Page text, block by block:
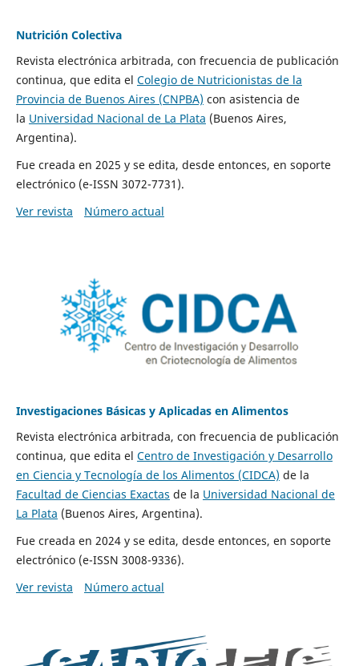
Nutrición Colectiva
Revista electrónica arbitrada, con frecuencia de publicación
continua, que edita el Colegio de Nutricionistas de la
Provincia de Buenos Aires (CNPBA) con asistencia de
la Universidad Nacional de La Plata (Buenos Aires,
Argentina).
Fue creada en 2025 y se edita, desde entonces, en soporte
electrónico (e-ISSN 3072-7731).
Ver revista
Número actual
Investigaciones Básicas y Aplicadas en Alimentos
Revista electrónica arbitrada, con frecuencia de publicación
continua, que edita el Centro de Investigación y Desarrollo
en Ciencia y Tecnología de los Alimentos (CIDCA) de la
Facultad de Ciencias Exactas de la Universidad Nacional de
La Plata (Buenos Aires, Argentina).
Fue creada en 2024 y se edita, desde entonces, en soporte
electrónico (e-ISSN 3008-9336).
Ver revista
Número actual